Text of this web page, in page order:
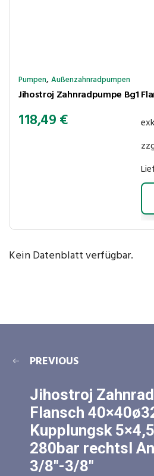
Pumpen,Außenzahnradpumpen
118,49€
Kein Datenblatt verfügbar.
PREVIOUS
Jihostroj
Flansch
Kupplungsk
280bar rechtsl
3/8″-3/8″